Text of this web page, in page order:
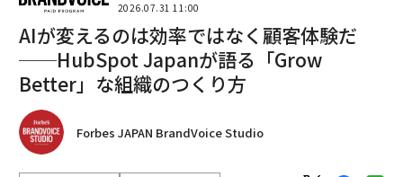
2026.07.31 11:00
AIが変えるのは効率ではなく顧客体験だ
──HubSpot Japanが語る「Grow
Better」な組織のつくり方
Forbes JAPAN BrandVoice Studio